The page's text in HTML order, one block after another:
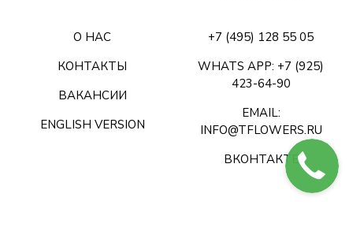
О НАС
КОНТАКТЫ
ВАКАНСИИ
ENGLISH VERSION
+7 (495) 128 55 05
WHATS APP: +7 (925)
423-64-90
EMAIL:
INFO@TFLOWERS.RU
ВКОНТАКТЕ